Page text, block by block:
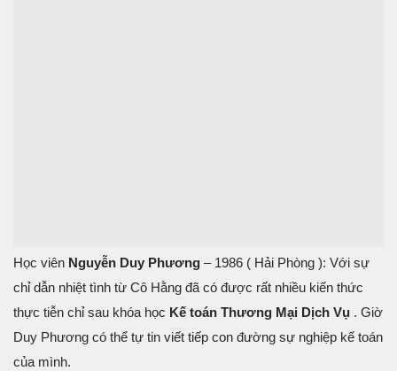
Học viên Nguyễn Duy Phương – 1986 ( Hải Phòng ): Với sự
chỉ dẫn nhiệt tình từ Cô Hằng đã có được rất nhiều kiến thức
thực tiễn chỉ sau khóa học Kế toán Thương Mại Dịch Vụ . Giờ
Duy Phương có thể tự tin viết tiếp con đường sự nghiệp kế toán
của mình.